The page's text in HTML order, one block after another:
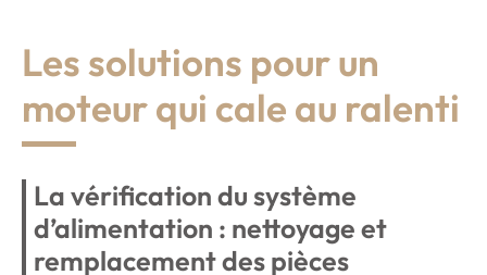
Les solutions pour un
moteur qui cale au ralenti
La vérification du système
d’alimentation : nettoyage et
remplacement des pièces